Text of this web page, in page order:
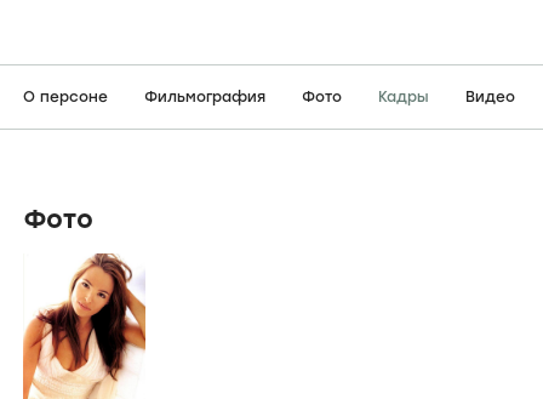
О персоне Фильмография Фото Кадры Видео
Фото